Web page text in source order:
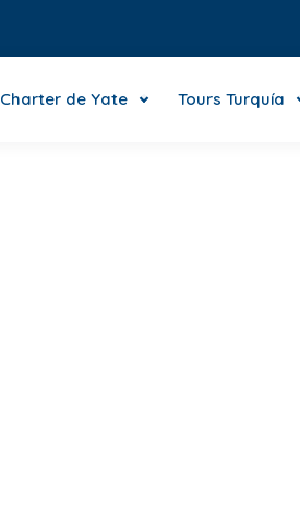
Charter de Yate Tours Turquía